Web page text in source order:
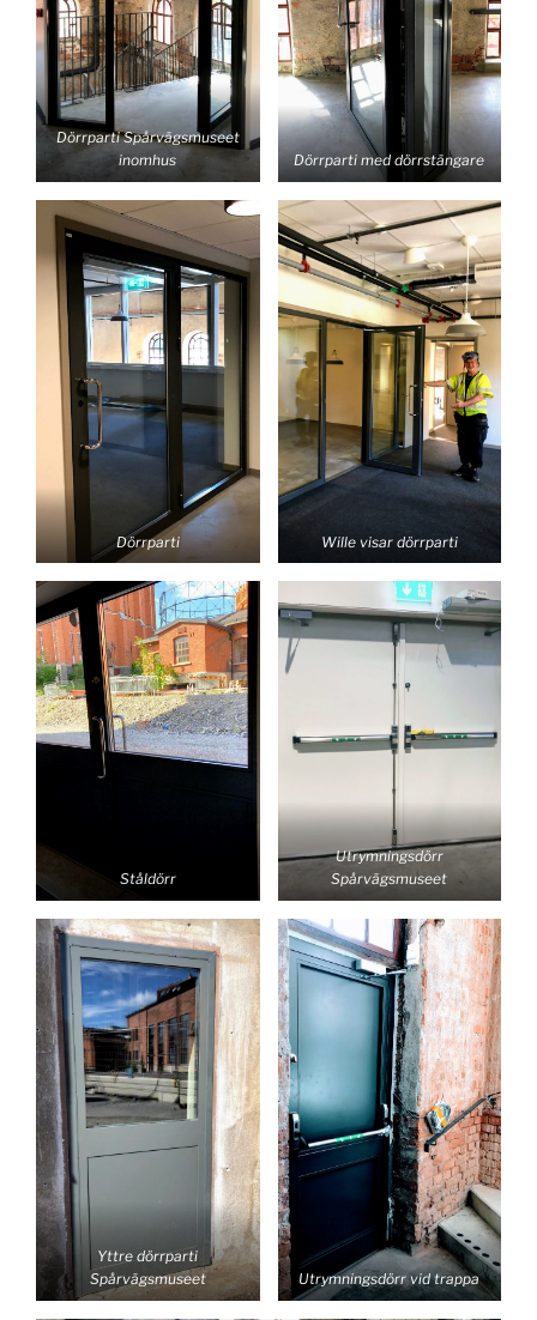
Dörrparti Spårvägsmuseet
inomhus
Dörrparti med dörrstängare
Dörrparti Wille visar dörrparti
Ståldörr
Utrymningsdörr
Spårvägsmuseet
Yttre dörrparti
Spårvägsmuseet
Utrymningsdörr vid trappa